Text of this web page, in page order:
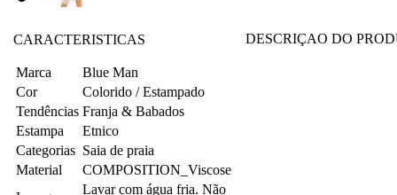
CARACTERISTICAS
Marca
Blue Man
Cor
Colorido / Estampado
Tendências Franja & Babados
Estampa
Etnico
Categorias Saia de praia
Material
COMPOSITION_Viscose
Lavar com água fria. Não
DESCRIÇAO DO